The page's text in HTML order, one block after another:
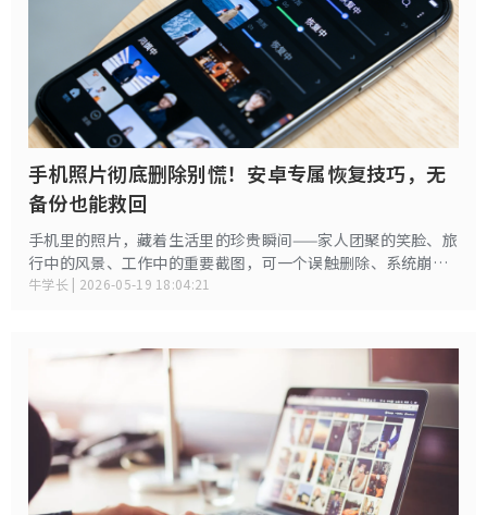
手机照片彻底删除别慌！安卓专属恢复技巧，无
备份也能救回
手机里的照片，藏着生活里的珍贵瞬间——家人团聚的笑脸、旅
行中的风景、工作中的重要截图，可一个误触删除、系统崩
溃、存储卡损坏，都可能让这些回忆凭空消失。但其实安卓手
牛学长 | 2026-05-19 18:04:21